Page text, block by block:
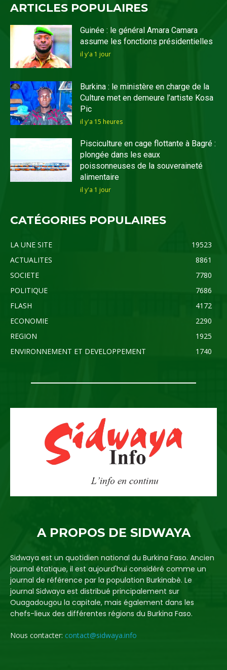
ARTICLES POPULAIRES
Guinée : le général Amara Camara
assume les fonctions présidentielles
il y'a 1 jour
Burkina : le ministère en charge de la
Culture met en demeure l’artiste Kosa
Pic
il y'a 15 heures
Pisciculture en cage flottante à Bagré :
plongée dans les eaux
poissonneuses de la souveraineté
alimentaire
il y'a 1 jour
CATÉGORIES POPULAIRES
LA UNE SITE
19523
ACTUALITES
8861
SOCIETE
7780
POLITIQUE
7686
FLASH
4172
ECONOMIE
2290
REGION
1925
ENVIRONNEMENT ET DEVELOPPEMENT
1740
A PROPOS DE SIDWAYA
Sidwaya est un quotidien national du Burkina Faso. Ancien
journal étatique, il est aujourd'hui considéré comme un
journal de référence par la population Burkinabè. Le
journal Sidwaya est distribué principalement sur
Ouagadougou la capitale, mais également dans les
chefs-lieux des différentes régions du Burkina Faso.
Nous contacter: contact@sidwaya.info